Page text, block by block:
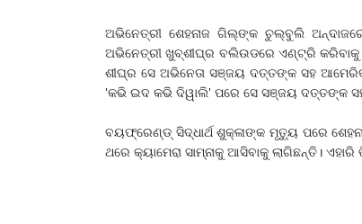
ଅଭିନେତ୍ରୀ ଶେହନାଜ ଗିଲ୍‌ଙ୍କ ଚୁଲ୍‌ବୁଲି
ଅଭିନେତ୍ରୀ ଖୁବ୍‌ଶୀଘ୍ର ବଲିଉଡରେ ଏଣ୍ଟ୍ରି କରିବାକୁ
ଶୀଘ୍ର ସେ ଅଭିନେତା ସଞ୍ଜୟ ଦତ୍ତଙ୍କ ସହ
'କଭି ଇଦ କଭି ଦିୱାଲି' ପରେ ସେ ସଞ୍ଜୟ ଦତ୍ତଙ୍କ
ବୟଫ୍ରେଣ୍ଡ୍‌ ସିଦ୍ଧାର୍ଥ ଶୁକ୍ଳାଙ୍କ ମୃତ୍ୟୁ ପରେ
ଥରେ କ୍ୟାମେରା ସାମ୍ନାକୁ ଆସିବାକୁ ଲାଗିଛନ୍ତି।